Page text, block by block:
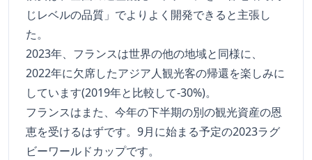
じレベルの品質」でよりよく開発できると主張し
た。
2023年、フランスは世界の他の地域と同様に、
2022年に欠席したアジア人観光客の帰還を楽しみに
しています(2019年と比較して-30%)。
フランスはまた、今年の下半期の別の観光資産の恩
恵を受けるはずです。9月に始まる予定の2023ラグ
ビーワールドカップです。